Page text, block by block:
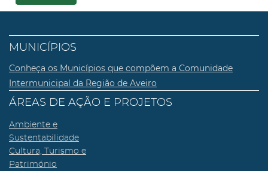
MUNICÍPIOS
Conheça os Municípios que compõem a Comunidade
Intermunicipal da Região de Aveiro
ÁREAS DE AÇÃO E PROJETOS
Ambiente e
Sustentabilidade
Cultura, Turismo e
Património